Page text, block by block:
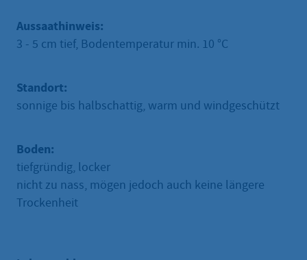
Aussaathinweis:
3 - 5 cm tief, Bodentemperatur min. 10 °C
Standort:
sonnige bis halbschattig, warm und windgeschützt
Boden:
tiefgründig, locker
nicht zu nass, mögen jedoch auch keine längere
Trockenheit